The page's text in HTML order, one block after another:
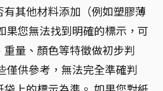
其他材料添加（例如塑膠薄
果您無法找到明確的標示，可
量、顏色等特徵做初步判
僅供參考，無法完全準確判